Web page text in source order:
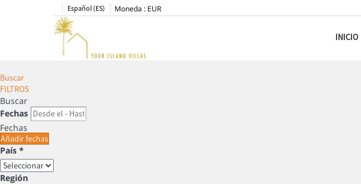
Español (ES) Moneda : EUR
INICIO
Buscar
FILTROS
Buscar
Fechas
Fechas
Añadir fechas
País *
Región